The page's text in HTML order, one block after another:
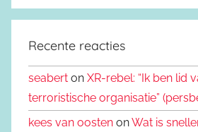
Recente reacties
seabert on XR-rebel: “Ik ben lid
terroristische organisatie”
kees van oosten onWat is